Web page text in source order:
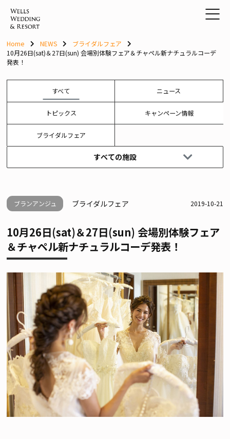
content
Home NEWS
ブライダルフェア
10月26日(sat)＆27日(sun) 会場別体験フェア＆チャペル新ナチュラルコーデ
発表！
すべて ニュース
トピックス キャンペーン情報
ブライダルフェア
すべての施設
ブランアンジュ ブライダルフェア 2019-10-21
10月26日(sat)＆27日(sun) 会場別体験フェア
＆チャペル新ナチュラルコーデ発表！